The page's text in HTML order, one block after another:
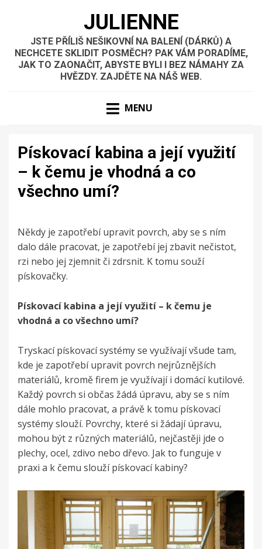
JULIENNE
JSTE PŘÍLIŠ NEŠIKOVNÍ NA BALENÍ (DÁRKŮ) A
NECHCETE SKLIDIT POSMĚCH? PAK VÁM PORADÍME,
JAK TO ZAONAČIT, ABYSTE BYLI I BEZ NÁMAHY ZA
HVĚZDY. ZAJDĚTE NA NÁŠ WEB.
MENU
Pískovací kabina a její využití
– k čemu je vhodná a co
všechno umí?
Někdy je zapotřebí upravit povrch, aby se s ním
dalo dále pracovat, je zapotřebí jej zbavit nečistot,
rzi nebo jej zjemnit či zdrsnit. K tomu souží
pískovačky.
Pískovací kabina a její využití – k čemu je
vhodná a co všechno umí?
Tryskací pískovací systémy se využívají všude tam,
kde je zapotřebí upravit povrch nejrůznějších
materiálů, kromě firem je využívají i domácí kutilové.
Každý povrch si občas žádá úpravu, aby se s ním
dále mohlo pracovat, a právě k tomu pískovací
systémy slouží. Povrchy, které si žádají úpravu,
mohou být z různých materiálů, nejčastěji jde o
plechy, ocel, zdivo nebo dřevo. Jak to funguje v
praxi a k čemu slouží pískovací kabiny?